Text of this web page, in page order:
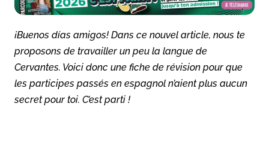
¡Buenos días amigos! Dans ce nouvel article, nous te
proposons de travailler un peu la langue de
Cervantes. Voici donc une fiche de révision pour que
les participes passés en espagnol n’aient plus aucun
secret pour toi. C’est parti !